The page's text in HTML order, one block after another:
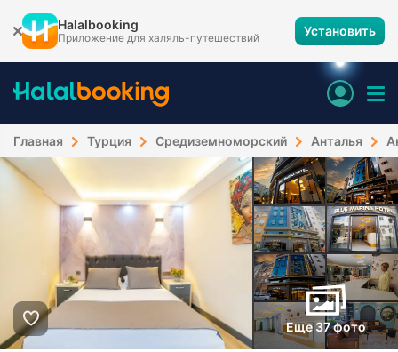
Halalbooking
Приложение для халяль-путешествий Установить
Главная Турция Средиземноморский Анталья
Еще 37 фото